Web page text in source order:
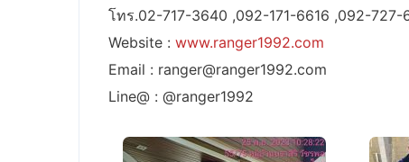
โทร.02-717-3640 ,092-171-6616 ,092-
Website : www.ranger1992.com
Email : ranger@ranger1992.com
Line@ : @ranger1992